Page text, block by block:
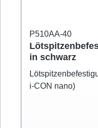
P510AA-40
in schwarz
i-CON nano)